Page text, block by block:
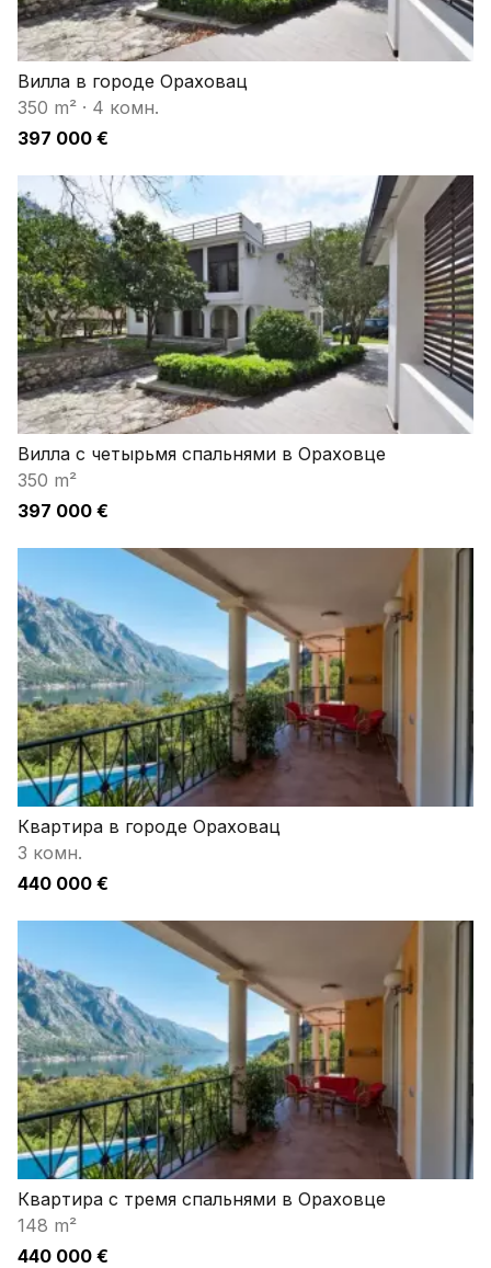
Вилла в городе Ораховац
350 m² · 4 комн.
397 000 €
Вилла с четырьмя спальнями в Ораховце
350 m²
397 000 €
Квартира в городе Ораховац
3 комн.
440 000 €
Квартира с тремя спальнями в Ораховце
148 m²
440 000 €